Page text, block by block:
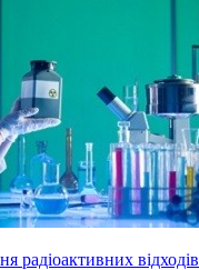
радіоактивних відходів